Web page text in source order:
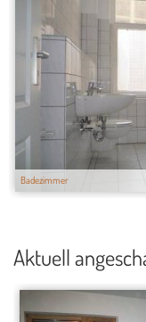
Badezimmer
Aktuell